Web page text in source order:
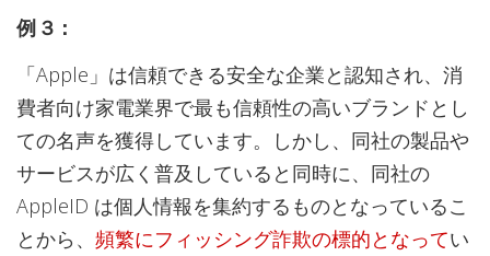
例 ３：
「Apple」は信頼できる安全な企業と認知され、消
費者向け家電業界で最も信頼性の高いブランドとし
ての名声を獲得しています。しかし、同社の製品や
サービスが広く普及していると同時に、同社の
AppleID は個人情報を集約するものとなっているこ
とから、 頻繁にフィッシング詐欺の標的となってい